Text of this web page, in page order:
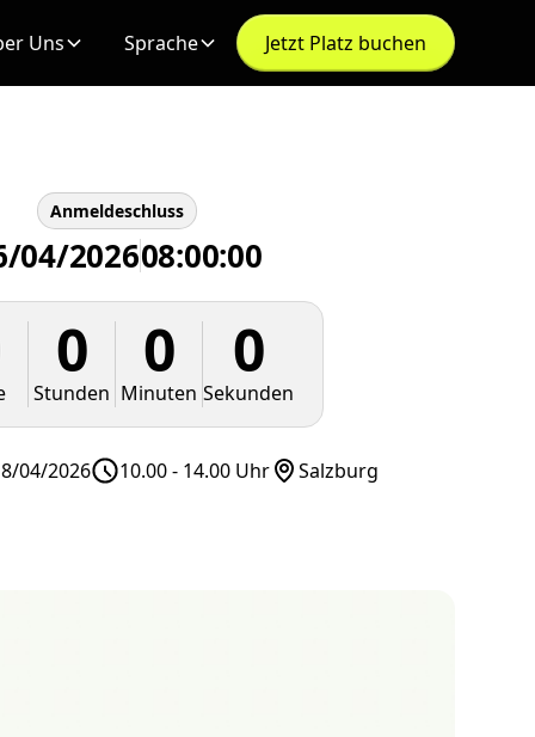
Uns Sprache Jetzt Platz buchen
Anmeldeschluss
04/202608:00:00
0
Stunden
0
Minuten
0
Sekunden
04/2026 10.00 - 14.00 Uhr Salzburg